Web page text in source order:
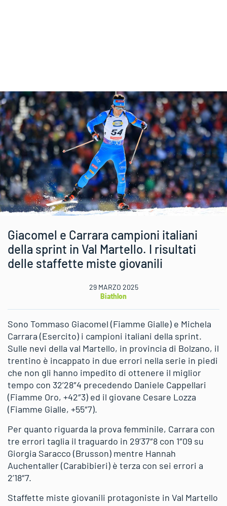
Giacomel e Carrara campioni italiani
della sprint in Val Martello. I risultati
delle staffette miste giovanili
29 MARZO 2025
Biathlon
Sono Tommaso Giacomel (Fiamme Gialle) e Michela
Carrara (Esercito) i campioni italiani della sprint.
Sulle nevi della val Martello, in provincia di Bolzano, il
trentino è incappato in due errori nella serie in piedi
che non gli hanno impedito di ottenere il miglior
tempo con 32’28″4 precedendo Daniele Cappellari
(Fiamme Oro, +42″3) ed il giovane Cesare Lozza
(Fiamme Gialle, +55″7).
Per quanto riguarda la prova femminile, Carrara con
tre errori taglia il traguardo in 29’37″8 con 1″09 su
Giorgia Saracco (Brusson) mentre Hannah
Auchentaller (Carabibieri) è terza con sei errori a
2’18″7.
Staffette miste giovanili protagoniste in Val Martello